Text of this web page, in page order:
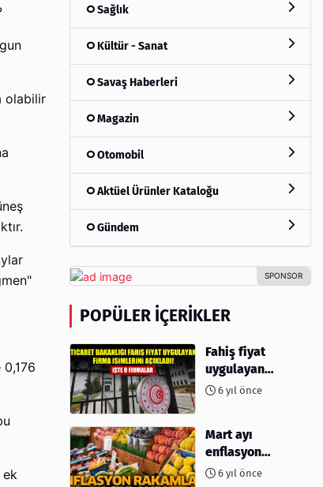
olabilir
ek
Sağlık
Kültür - Sanat
Savaş Haberleri
Magazin
Otomobil
Aktüel Ürünler Kataloğu
Gündem
POPÜLER İÇERIKLER
Fahiş fiyat
uygulayan
firmalar açıklandı
6 yıl önce
Mart ayı
enflasyon
rakamları
6 yıl önce